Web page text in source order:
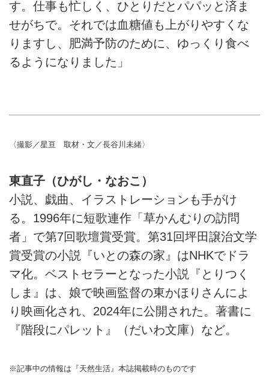
す。仕事も忙しく、ひとりだとパパッと済ま
せがちで。それでは血糖値も上がりやすくな
りますし、肥満予防のために、ゆっくり食べ
るようになりました」
〈撮影／星亘 取材・文／長谷川未緒〉
東直子（ひがし・なおこ）
小説、戯曲、イラストレーションも手がけ
る。1996年に短歌連作「草かんむりの訪問
者」で第7回歌壇賞受賞。第31回坪田譲治文学
賞受賞の小説『いとの森の家』はNHKでドラ
マ化。ベストセラーとなった小説『とりつく
しま』は、娘で映画監督の東かほりさんによ
り映画化され、2024年に公開された。著書に
『階段にパレット』（だいわ文庫）など。
※記事中の情報は『天然生活』本誌掲載時のものです